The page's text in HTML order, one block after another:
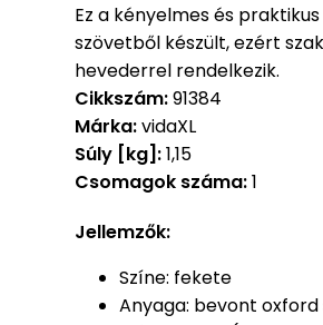
Ez a kényelmes és
szövetből készült, ezért
hevederrel rendelkezik.
Cikkszám:91384
Márka:vidaXL
Súly [kg]:1,15
Csomagok száma:1
Jellemzők:
Színe: fekete
Anyaga: bevont oxford